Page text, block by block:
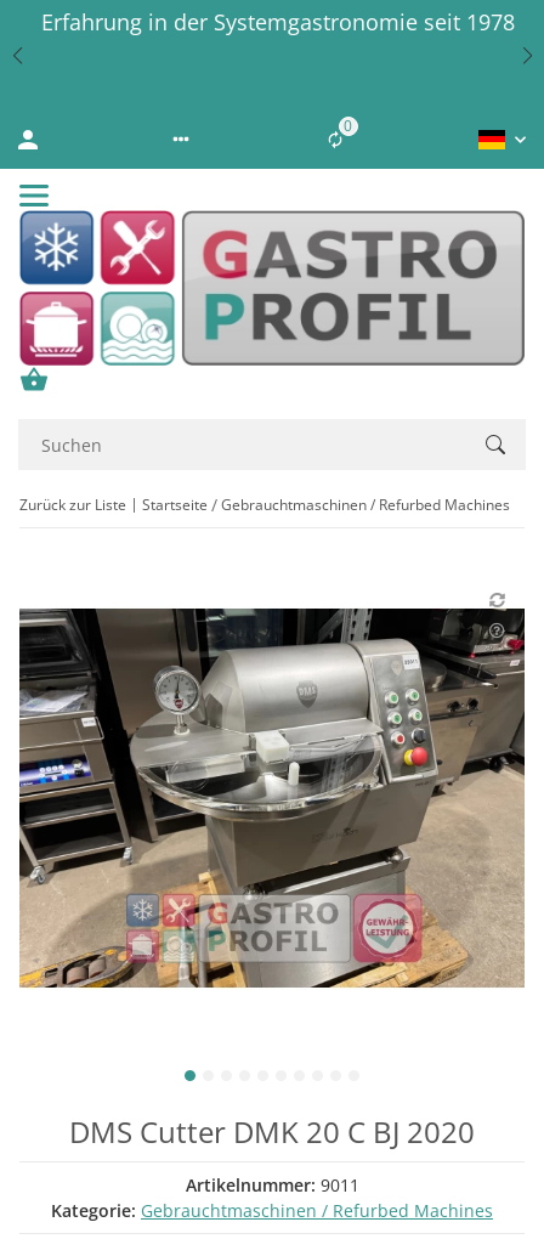
Erfahrung in der Systemgastronomie seit 1978
0Liste ist leer
Zurück zur Liste Startseite Gebrauchtmaschinen / Refurbed Machines
DMS Cutter DMK 20 C BJ 2020
Artikelnummer: 9011
Kategorie: Gebrauchtmaschinen / Refurbed Machines